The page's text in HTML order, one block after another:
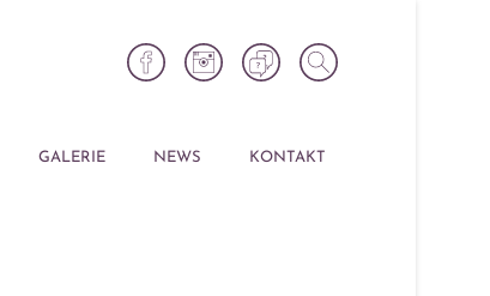
GALERIE NEWS KONTAKT